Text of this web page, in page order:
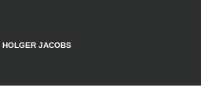
HOLGER JACOBS